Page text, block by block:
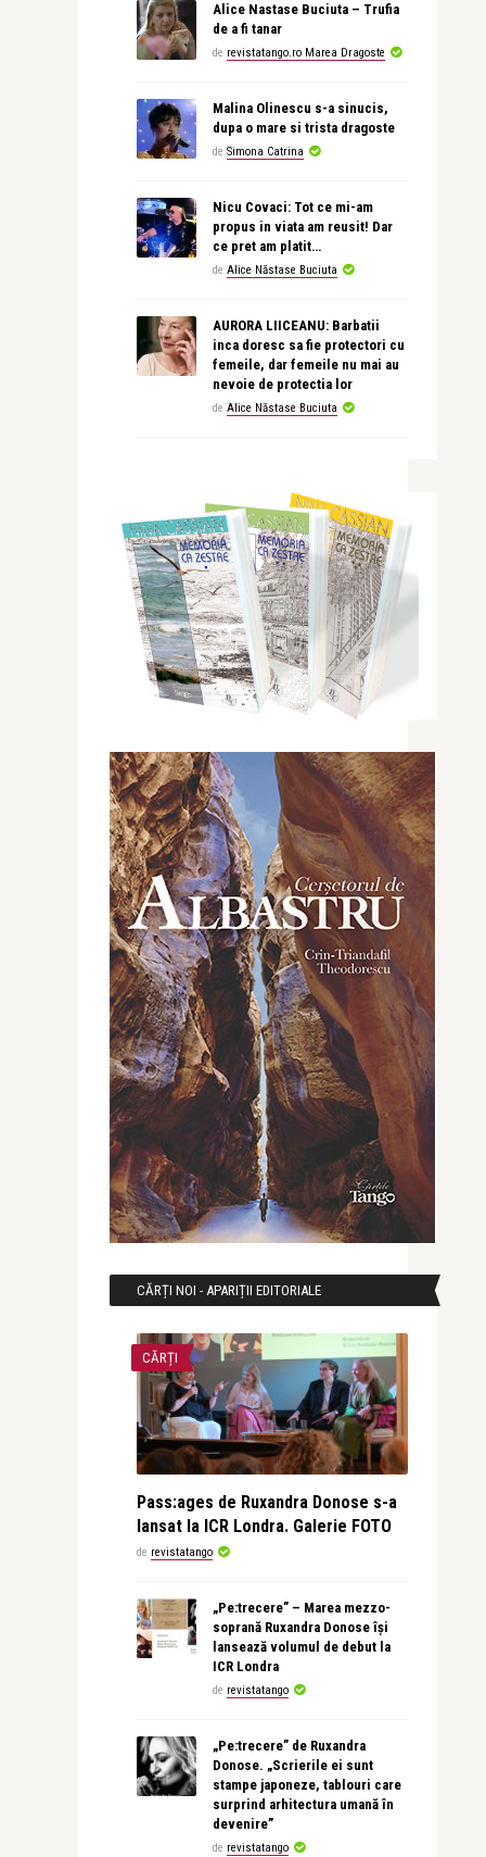
Alice Nastase Buciuta – Trufia
de a fi tanar
de revistatango.ro Marea Dragoste
Malina Olinescu s-a sinucis,
dupa o mare si trista dragoste
de Simona Catrina
Nicu Covaci: Tot ce mi-am
propus in viata am reusit! Dar
ce pret am platit…
de Alice Năstase Buciuta
AURORA LIICEANU: Barbatii
inca doresc sa fie protectori cu
femeile, dar femeile nu mai au
nevoie de protectia lor
de Alice Năstase Buciuta
CĂRȚI NOI - APARIȚII EDITORIALE
CĂRȚI
Pass:ages de Ruxandra Donose s-a
lansat la ICR Londra. Galerie FOTO
de revistatango
„Pe:trecere” – Marea mezzo-
soprană Ruxandra Donose își
lansează volumul de debut la
ICR Londra
de revistatango
„Pe:trecere” de Ruxandra
Donose. „Scrierile ei sunt
stampe japoneze, tablouri care
surprind arhitectura umană în
devenire”
de revistatango